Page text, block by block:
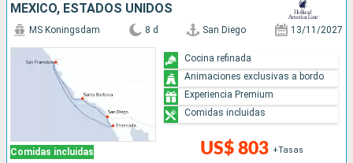
MÉXICO, ESTADOS UNIDOS
Comidas incluidas
MS Koningsdam 8 d San Diego 13/11/2027
US$ 803 +Tasas
Cocina refinada
Animaciones exclusivas a bordo
Experiencia Premium
Comidas incluidas